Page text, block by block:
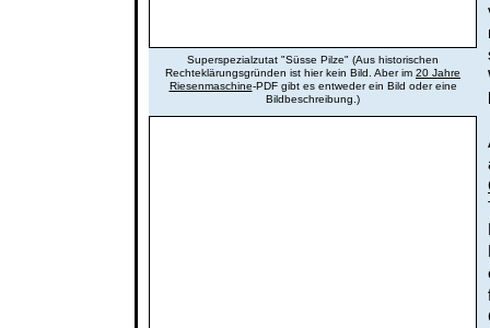
Superspezialzutat "Süsse Pilze" (Aus historischen
Rechteklärungsgründen ist hier kein Bild. Aber im 20 Jahre
Riesenmaschine-PDF gibt es entweder ein Bild oder eine
Bildbeschreibung.)